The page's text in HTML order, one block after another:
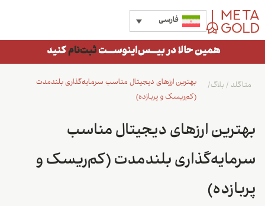
فارسی
بهترین ارزهای دیجیتال مناسب سرمایه‌گذاری بلندمدت
(کم‌ریسک و پربازده)
متاگلد /بلاگ/
بهترین ارزهای دیجیتال مناسب
سرمایه‌گذاری بلندمدت (کم‌ریسک و
پربازده)